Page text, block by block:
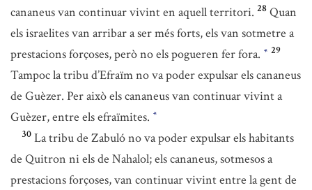
cananeus van continuar vivint en aquell territori. 28 Quan
els israelites van arribar a ser més forts, els van sotmetre a
prestacions forçoses, però no els pogueren fer fora. * 29
Tampoc la tribu d’Efraïm no va poder expulsar els cananeus
de Guèzer. Per això els cananeus van continuar vivint a
Guèzer, entre els efraïmites. *
30 La tribu de Zabuló no va poder expulsar els habitants
de Quitron ni els de Nahalol; els cananeus, sotmesos a
prestacions forçoses, van continuar vivint entre la gent de